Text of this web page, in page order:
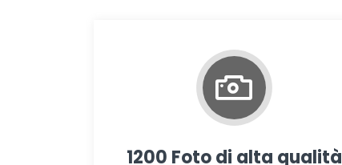
1200 Foto di alta qualità